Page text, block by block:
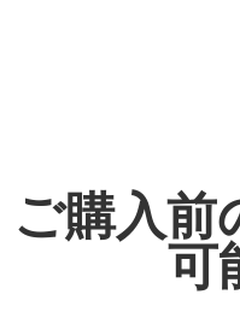
ご購入前
可